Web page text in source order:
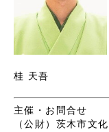
桂 天吾
主催・お問合せ
（公財）茨木市